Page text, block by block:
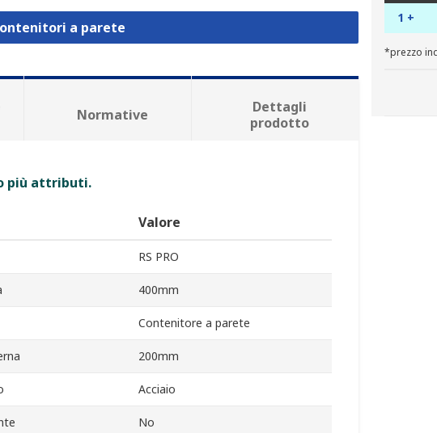
a parete
1 +
*prezzo
Normative
Dettagli
prodotto
più attributi.
Valore
RS PRO
400mm
Contenitore a parete
200mm
Acciaio
No